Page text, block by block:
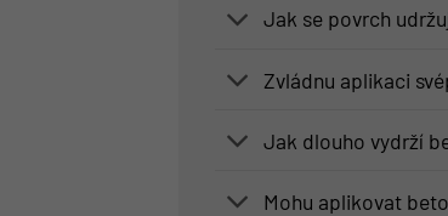
Jak se povrch
Zvládnu aplikaci
Jak dlouho vydrží
Mohu aplikovat